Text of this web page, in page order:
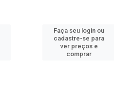
Faça seu login ou
cadastre-se para
ver preços e
comprar